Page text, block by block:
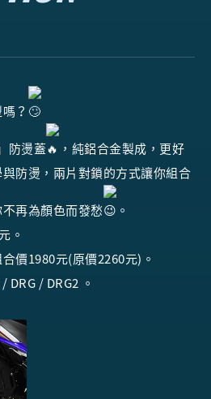
？
防燙蓋
，純鋁合金製成，更好
防燙，兩片對鎖的方式讓你組合
再為顏色而發愁
。
。
價1980元(原價2260元)。
/ DRG2 。